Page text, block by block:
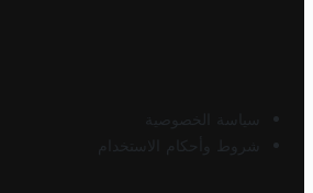
سياسة الخصوصية
شروط وأحكام الاستخدام